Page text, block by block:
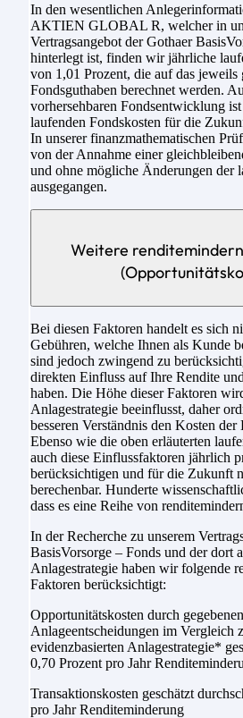
In den wesentlichen
AKTIEN GLOBAL R, welcher in
Vertragsangebot der Gothaer
hinterlegt ist, finden wir jährliche
von 1,01 Prozent, die auf das jeweils
Fondsguthaben berechnet werden.
vorhersehbaren Fondsentwicklung
laufenden Fondskosten für die
In unserer finanzmathematischen
von der Annahme einer
und ohne mögliche Änderungen der
ausgegangen.
Weitere
Bei diesen Faktoren handelt es sich
Gebühren, welche Ihnen als Kunde
sind jedoch zwingend zu
direkten Einfluss auf Ihre Rendite
haben. Die Höhe dieser Faktoren
Anlagestrategie beeinflusst, daher
besseren Verständnis den Kosten
Ebenso wie die oben erläuterten
auch diese Einflussfaktoren jährlich
berücksichtigen und für die Zukunft
berechenbar. Hunderte
dass es eine Reihe von
In der Recherche zu unserem
BasisVorsorge – Fonds und der dort
Anlagestrategie haben wir folgende
Faktoren berücksichtigt:
Opportunitätskosten durch
Anlageentscheidungen im Vergleich
evidenzbasierten Anlagestrategie*
0,70 Prozent pro Jahr
Transaktionskosten geschätzt
pro Jahr Renditeminderung